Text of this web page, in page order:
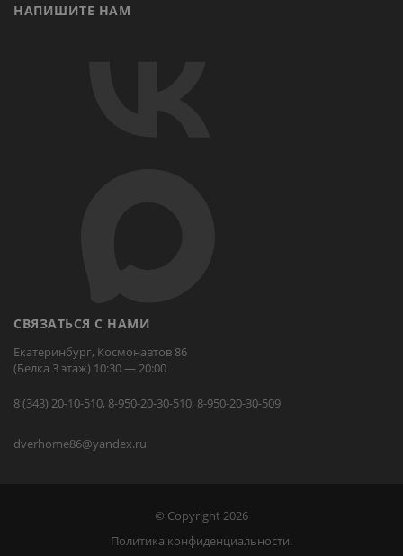
НАПИШИТЕ НАМ
СВЯЗАТЬСЯ С НАМИ
Екатеринбург, Космонавтов 86
(Белка 3 этаж) 10:30 — 20:00
8 (343) 20-10-510, 8-950-20-30-510, 8-950-20-30-509
dverhome86@yandex.ru
© Copyright 2026
Политика конфиденциальности.